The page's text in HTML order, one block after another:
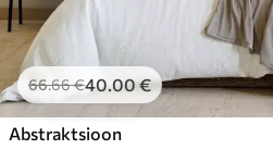
66.66€40.00€
Abstraktsioon